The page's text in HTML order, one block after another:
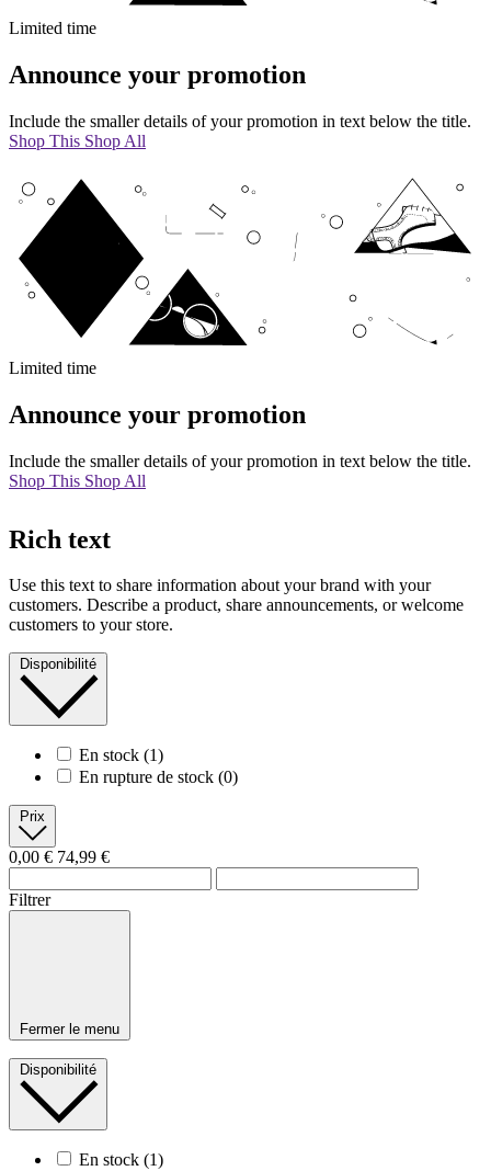
Limited time
Announce your promotion
Include the smaller details of your promotion in text below the title.
Shop This Shop All
Limited time
Announce your promotion
Include the smaller details of your promotion in text below the title.
Shop This Shop All
Rich text
Use this text to share information about your brand with your
customers. Describe a product, share announcements, or welcome
customers to your store.
Disponibilité
En stock (1)
En rupture de stock (0)
Prix
0,00 € 74,99 €
Filtrer
Fermer le menu
Disponibilité
En stock (1)